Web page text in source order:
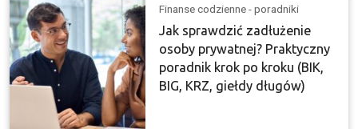
Finanse codzienne - poradniki
Jak sprawdzić zadłużenie
osoby prywatnej? Praktyczny
poradnik krok po kroku (BIK,
BIG, KRZ, giełdy długów)